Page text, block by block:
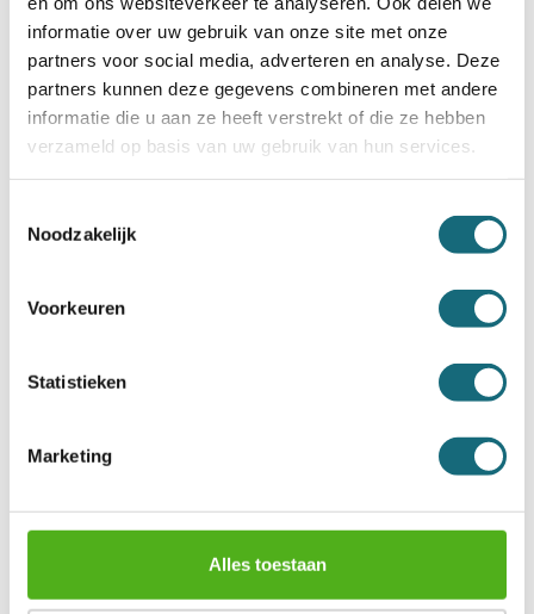
informatie over uw gebruik van onze site met onze
partners voor social media, adverteren en analyse. Deze
partners kunnen deze gegevens combineren met andere
informatie die u aan ze heeft verstrekt of die ze hebben
verzameld op basis van uw gebruik van hun services.
Noodzakelijk
Voorkeuren
Statistieken
Marketing
Alles toestaan
Budgetkluis.nl
belangrijke documenten te beschermen tegen
gerenommeerde merken
brandwerende
waardevolle papieren te beveiligen. Of het nu gaat
vertrouwelijke bedrijfsdocumenten, een
zowel particulieren als bedrijven.